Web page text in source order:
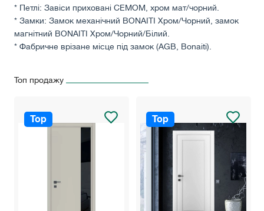
* Петлі: Завіси приховані СЕМОМ, хром мат/чорний.
* Замки: Замок механічний BONAITI Хром/Чорний, замок
магнітний BONAITI Хром/Чорний/Білий.
* Фабричне врізане місце під замок (AGB, Bonaiti).
* В ціну полотна не включена вартість петель та механізму
!!! Будь ласка, зʼясуте точну вартість дверей у
менеджера в зв'язку із можливою зміною курсу валют!
Топ продажу
Top Top